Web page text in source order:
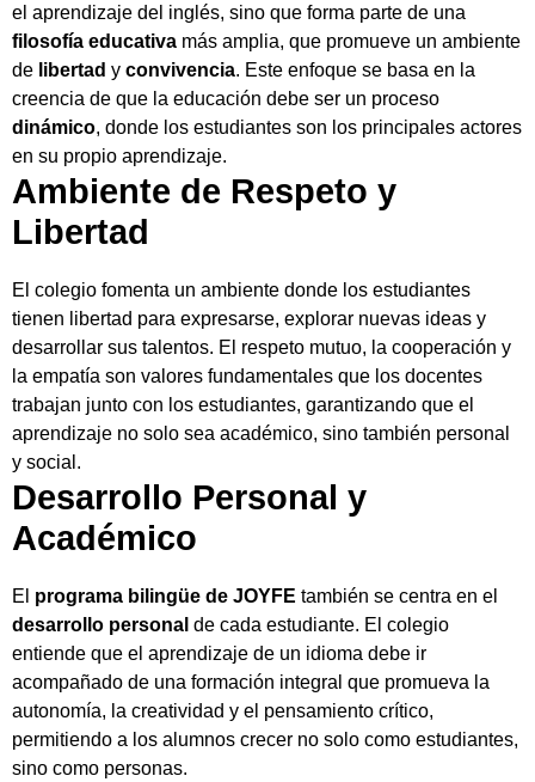
el aprendizaje del inglés, sino que forma parte de una
filosofía educativa más amplia, que promueve un ambiente
de libertad y convivencia. Este enfoque se basa en la
creencia de que la educación debe ser un proceso
dinámico, donde los estudiantes son los principales actores
en su propio aprendizaje.
Ambiente de Respeto y
Libertad
El colegio fomenta un ambiente donde los estudiantes
tienen libertad para expresarse, explorar nuevas ideas y
desarrollar sus talentos. El respeto mutuo, la cooperación y
la empatía son valores fundamentales que los docentes
trabajan junto con los estudiantes, garantizando que el
aprendizaje no solo sea académico, sino también personal
y social.
Desarrollo Personal y
Académico
El programa bilingüe de JOYFE también se centra en el
desarrollo personal de cada estudiante. El colegio
entiende que el aprendizaje de un idioma debe ir
acompañado de una formación integral que promueva la
autonomía, la creatividad y el pensamiento crítico,
permitiendo a los alumnos crecer no solo como estudiantes,
sino como personas.